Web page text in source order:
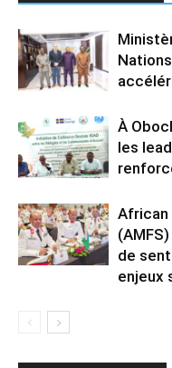
À
les
African
de
enjeux